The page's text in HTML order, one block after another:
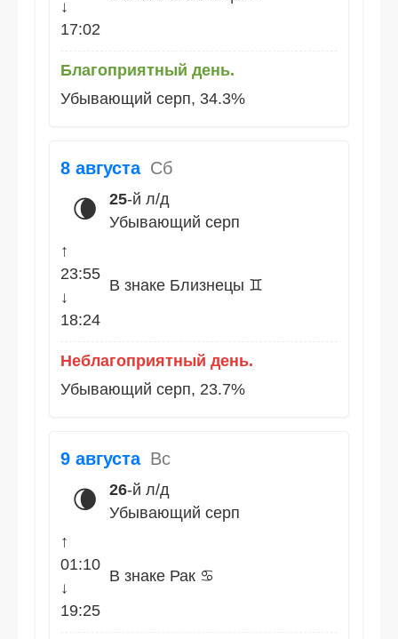
↓
17:02
Благоприятный день.
Убывающий серп, 34.3%
8 августа Сб
🌘 25-й л/д
Убывающий серп
↑
23:55
↓
18:24
В знаке Близнецы ♊
Неблагоприятный день.
Убывающий серп, 23.7%
9 августа Вс
🌘 26-й л/д
Убывающий серп
↑
01:10
↓
19:25
В знаке Рак ♋